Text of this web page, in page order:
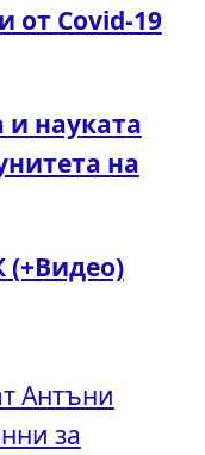
от Covid-19
и науката
на
(+Видео)
Антъни
за